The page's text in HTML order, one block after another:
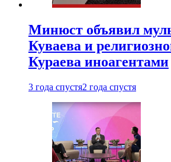
Минюст объявил
Куваева и
Кураева иноагентами
3 года спустя2 года спустя